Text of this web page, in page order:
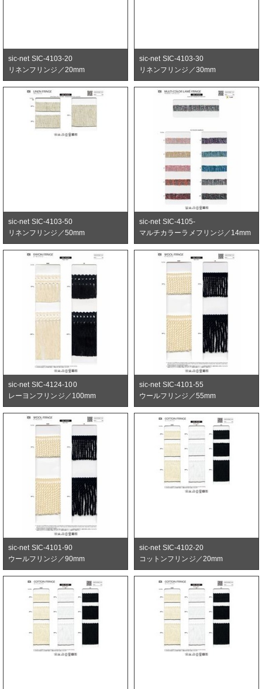
sic-net SIC-4103-20
リネンフリンジ／20mm
sic-net SIC-4103-30
リネンフリンジ／30mm
sic-net SIC-4103-50
リネンフリンジ／50mm
sic-net SIC-4105-
マルチカラーラメフリンジ／14mm
sic-net SIC-4124-100
レーヨンフリンジ／100mm
sic-net SIC-4101-55
ウールフリンジ／55mm
sic-net SIC-4101-90
ウールフリンジ／90mm
sic-net SIC-4102-20
コットンフリンジ／20mm